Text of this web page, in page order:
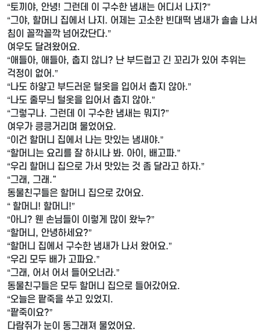
“토끼야, 안녕! 그런데 이 구수한 냄새는 어디서 나지?”
“그야, 할머니 집에서 나지. 어제는 고소한 빈대떡 냄새가 솔솔 나서
침이 꼴깍꼴깍 넘어갔단다.”
여우도 달려왔어요.
“애들아, 애들아, 춥지 않니? 난 부드럽고 긴 꼬리가 있어 추위는
걱정이 없어.”
“나도 하얗고 부드러운 털옷을 입어서 춥지 않아.”
“나도 줄무늬 털옷을 입어서 춥지 않아.”
“그렇구나. 그런데 이 구수한 냄새는 뭐지?”
여우가 킁킁거리며 물었어요.
“이건 할머니 집에서 나는 맛있는 냄새야.”
“할머니는 요리를 잘 하시나 봐. 아이, 배고파.”
“우리 할머니 집으로 가서 맛있는 것 좀 달라고 하자.”
“그래, 그래."
동물친구들은 할머니 집으로 갔어요.
“ 할머니! 할머니!”
“아니? 웬 손님들이 이렇게 많이 왔누?”
“할머니, 안녕하세요?”
“할머니 집에서 구수한 냄새가 나서 왔어요.”
“우리 모두 배가 고파요.”
“그래, 어서 어서 들어오너라.”
동물친구들은 모두 할머니 집으로 들어갔어요.
“오늘은 팥죽을 쑤고 있었지.
“팥죽이요?”
다람쥐가 눈이 동그래져 물었어요.